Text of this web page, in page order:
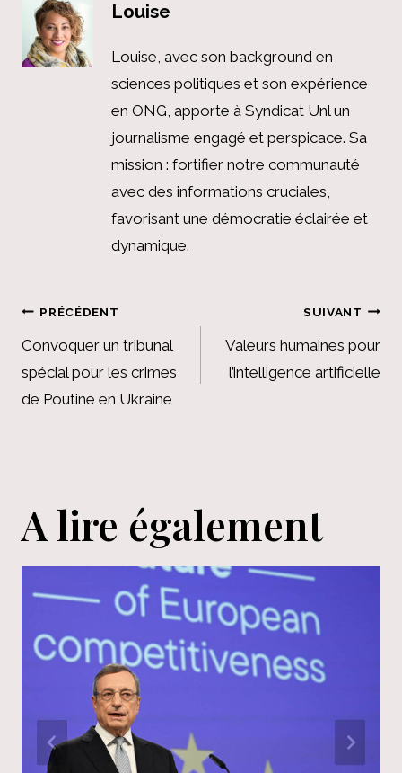
Louise
Louise, avec son background en
sciences politiques et son expérience
en ONG, apporte à Syndicat Unl un
journalisme engagé et perspicace. Sa
mission : fortifier notre communauté
avec des informations cruciales,
favorisant une démocratie éclairée et
dynamique.
Navigation
de
l’article
PRÉCÉDENT
Convoquer un tribunal
spécial pour les crimes
de Poutine en Ukraine
SUIVANT
Valeurs humaines pour
l’intelligence artificielle
A lire également